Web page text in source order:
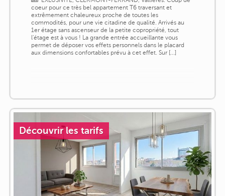
coeur pour ce très bel appartement T6 traversant et
extrêmement chaleureux proche de toutes les
commodités, pour une vie citadine de qualité. Arrivés au
1er étage sans ascenseur de la petite copropriété, tout
l'étage est à vous ! La grande entrée accueillante vous
permet de déposer vos effets personnels dans le placard
aux dimensions confortables prévu à cet effet. Sur [...]
Découvrir les tarifs